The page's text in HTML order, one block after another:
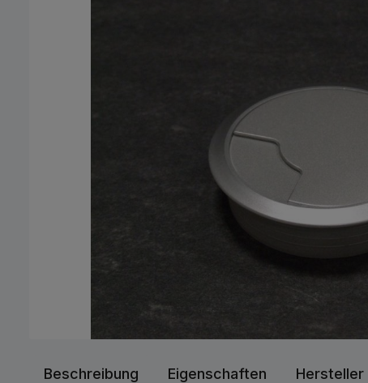
Beschreibung Eigenschaften Hersteller